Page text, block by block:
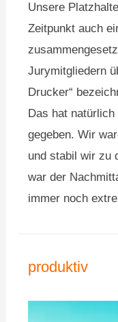
Unsere
Zeitpunkt auch
Jurymitgliedern
Drucker“
Das hat
gegeben. Wir
und stabil wir zu
war der
immer noch
produktiv